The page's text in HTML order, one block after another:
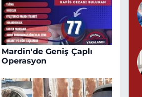
Mardin'de Geniş Çaplı
Operasyon